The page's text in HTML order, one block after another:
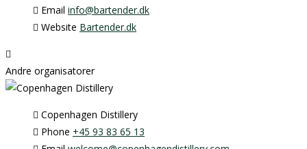
Email info@bartender.dk
Website Bartender.dk
Andre organisatorer
Copenhagen Distillery
Phone +45 93 83 65 13